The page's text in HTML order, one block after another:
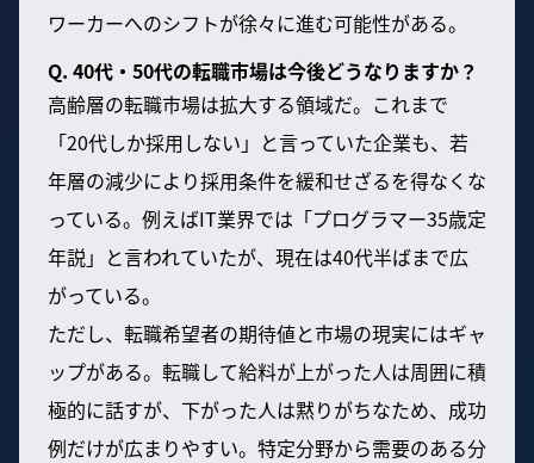
ワーカーへのシフトが徐々に進む可能性がある。
Q. 40代・50代の転職市場は今後どうなりますか？
高齢層の転職市場は拡大する領域だ。これまで
「20代しか採用しない」と言っていた企業も、若
年層の減少により採用条件を緩和せざるを得なくな
っている。例えばIT業界では「プログラマー35歳定
年説」と言われていたが、現在は40代半ばまで広
がっている。
ただし、転職希望者の期待値と市場の現実にはギャ
ップがある。転職して給料が上がった人は周囲に積
極的に話すが、下がった人は黙りがちなため、成功
例だけが広まりやすい。特定分野から需要のある分